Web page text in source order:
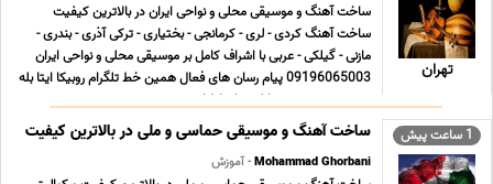
تهران
ساخت آهنگ و موسیقی محلی و نواحی ایران در بالاترین کیفیت
ساخت آهنگ کردی - لری - کرمانجی - بختیاری - ترکی آذری - بندری -
مازنی - گیلکی - عربی با اشراف کامل بر موسیقی محلی و نواحی ایران
09196065003 پیام رسان های فعال همین خط تلگرام روبیکا ایتا بله
سروش در صورت تمایل به ارتباط از ... ...
1 ساعت پیش ساخت آهنگ و موسیقی حماسی و ملی در بالاترین کیفیت
Mohammad Ghorbani- آموزش